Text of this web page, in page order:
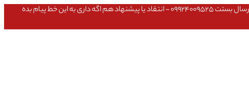
عشق داداش قیمتای سایت به روزه،خرید عمده داشتی یا مشکلی تو خرید از سایت ۰۹۱۰۹۸۰۸۵۶۵- مشکلی بعد از خریدت داشتی ۰۹۱۹۱۴۹۳۵۴۶ - پیگیری ارسال بستت ۰۹۹۲۴۰۰۹۵۲۵ - انتقاد یا پیشنهاد هم اگه داری به این خط پیام بده